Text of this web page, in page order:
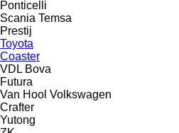
Ponticelli
Scania Temsa
Prestij
Toyota
Coaster
VDL Bova
Futura
Van Hool Volkswagen
Crafter
Yutong